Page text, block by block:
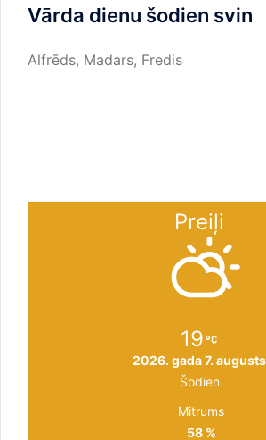
Vārda dienu šodien svin
Alfrēds, Madars, Fredis
Preiļi
19
2026. gada 7. augusts
Šodien
Mitrums
58 %